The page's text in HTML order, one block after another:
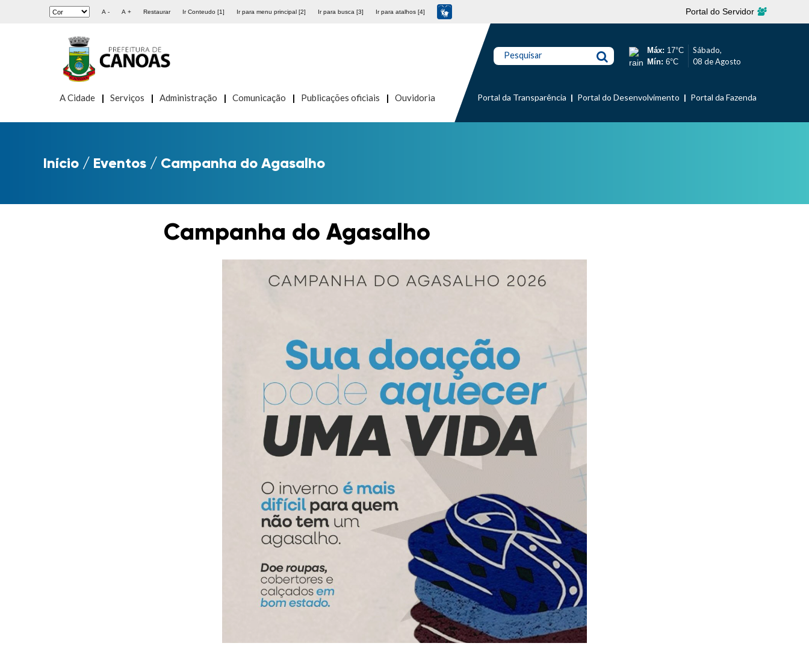
A - A + Restaurar Ir Conteudo [1] Ir para menu principal [2] Ir para busca [3] Ir para atalhos [4] Portal do Servidor
A Cidade Serviços Administração Comunicação Publicações oficiais Ouvidoria
Pesquisar Máx: 17°C
Mín: 6°C
Sábado,
08 de Agosto
Portal da Transparência Portal do Desenvolvimento Portal da Fazenda
Início / Eventos / Campanha do Agasalho
Campanha do Agasalho